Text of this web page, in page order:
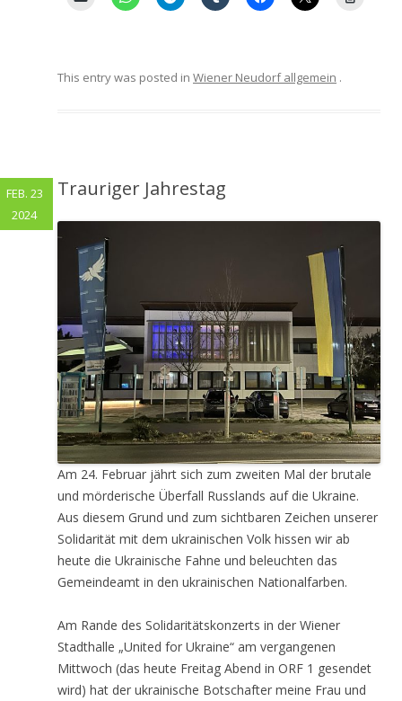
This entry was posted in Wiener Neudorf allgemein .
Trauriger Jahrestag
Am 24. Februar jährt sich zum zweiten Mal der brutale
und mörderische Überfall Russlands auf die Ukraine.
Aus diesem Grund und zum sichtbaren Zeichen unserer
Solidarität mit dem ukrainischen Volk hissen wir ab
heute die Ukrainische Fahne und beleuchten das
Gemeindeamt in den ukrainischen Nationalfarben.
Am Rande des Solidaritätskonzerts in der Wiener
Stadthalle „United for Ukraine“ am vergangenen
Mittwoch (das heute Freitag Abend in ORF 1 gesendet
wird) hat der ukrainische Botschafter meine Frau und
FEB. 23
2024